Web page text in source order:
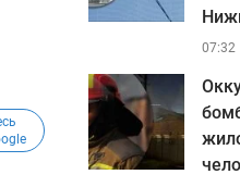
07:32